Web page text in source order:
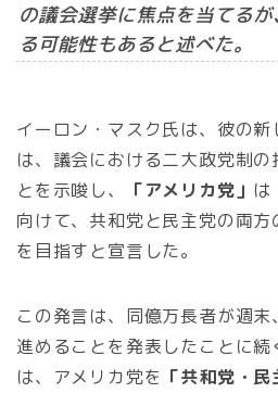
の議会選挙に焦点を当てる
る可能性もあると述べた。
イーロン・マスク氏は、彼の
は、議会における二大政党制の
とを示唆し、
「アメリカ党」 は
向けて、共和党と民主党の両
を目指すと宣言した。
この発言は、同億万長者が週
進めることを発表したことに
は、アメリカ党を 「共和党・